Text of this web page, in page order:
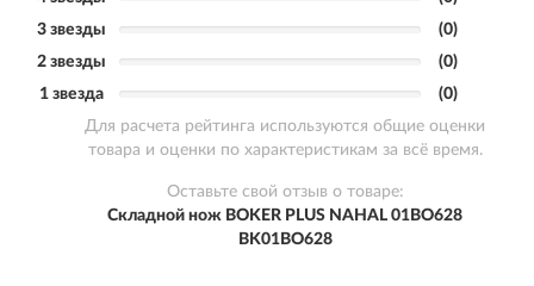
3 звезды
(0)
2 звезды
(0)
1 звезда
(0)
Для расчета рейтинга используются общие оценки
товара и оценки по характеристикам за всё время.
Оставьте свой отзыв о товаре:
Складной нож BOKER PLUS NAHAL 01BO628
BK01BO628